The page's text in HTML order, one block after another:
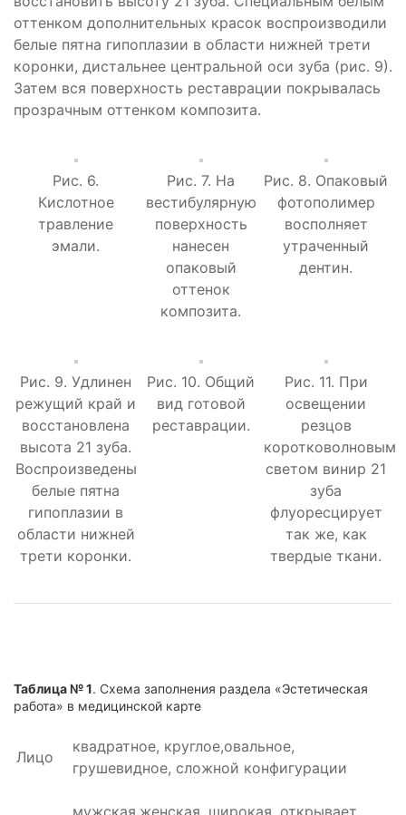
оттенком дополнительных красок воспроизводили
белые пятна гипоплазии в области нижней трети
коронки, дистальнее центральной оси зуба (рис. 9).
Затем вся поверхность реставрации покрывалась
прозрачным оттенком композита.
Рис. 6.
Кислотное
травление
эмали.
Рис. 7. На
вестибулярную
поверхность
нанесен
опаковый
оттенок
композита.
Рис. 8. Опаковый
фотополимер
восполняет
утраченный
дентин.
Рис. 9. Удлинен
режущий край и
восстановлена
высота 21 зуба.
Воспроизведены
белые пятна
гипоплазии в
области нижней
трети коронки.
Рис. 10. Общий
вид готовой
реставрации.
Рис. 11. При
освещении
резцов
коротковолновым
светом винир 21
зуба
флуоресцирует
так же, как
твердые ткани.
Таблица № 1. Схема заполнения раздела «Эстетическая
работа» в медицинской карте
Лицо
квадратное, круглое,овальное,
грушевидное, сложной конфигурации